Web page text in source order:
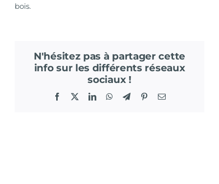
bois.
N'hésitez pas à partager cette
info sur les différents réseaux
sociaux !
Facebook LinkedInWhatsApp
TelegramPinterestEmail